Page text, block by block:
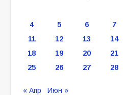
4
5 6 7
11
12 13 14
18
19 20 21
25
26 27 28
« Апр Июн »